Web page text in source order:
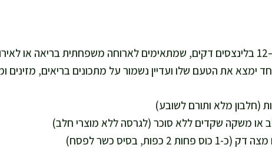
המתכון מספיק ל-10–12 בלינצסים דקים, שמתאימים לארוחה משפחתית בריאה
ימצא את הטעם שלו ועדיין נשמור על מתכונים בריאים, מזינים